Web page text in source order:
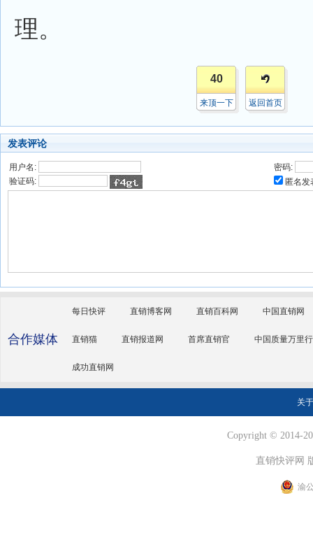
理。
40
来顶一下 返回首页
发表评论
用户名:
密码:
验证码:
匿名发
合作媒体
每日快评 直销博客网 直销百科网 中国直销网
直销猫 直销报道网 首席直销官 中国质量万里行
成功直销网
关
Copyright © 2014-
直销快评网
渝